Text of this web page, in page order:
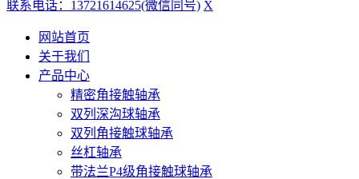
联系电话：13721614625(微信同号) X
网站首页
关于我们
产品中心
精密角接触轴承
双列深沟球轴承
双列角接触球轴承
丝杠轴承
带法兰P4级角接触球轴承